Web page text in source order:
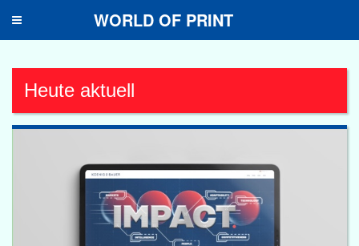
Toggle
WORLD OF PRINT
Heute aktuell